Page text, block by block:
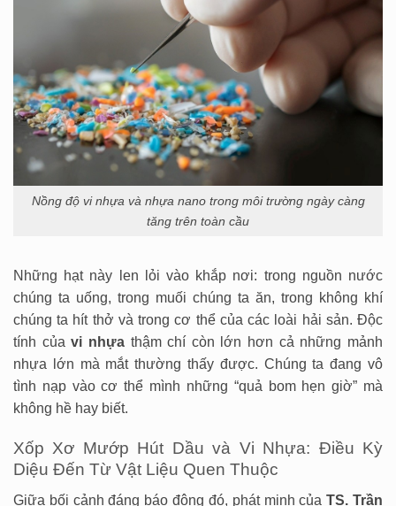
Nồng độ vi nhựa và nhựa nano trong môi trường ngày càng
tăng trên toàn cầu
Những hạt này len lỏi vào khắp nơi: trong nguồn nước
chúng ta uống, trong muối chúng ta ăn, trong không khí
chúng ta hít thở và trong cơ thể của các loài hải sản. Độc
tính củavi nhựathậm chí còn lớn hơn cả những mảnh
nhựa lớn mà mắt thường thấy được. Chúng ta đang vô
tình nạp vào cơ thể mình những “quả bom hẹn giờ” mà
không hề hay biết.
Xốp Xơ Mướp Hút Dầu và Vi Nhựa: Điều Kỳ
Diệu Đến Từ Vật Liệu Quen Thuộc
Giữa bối cảnh đáng báo động đó, phát minh củaTS. Trần